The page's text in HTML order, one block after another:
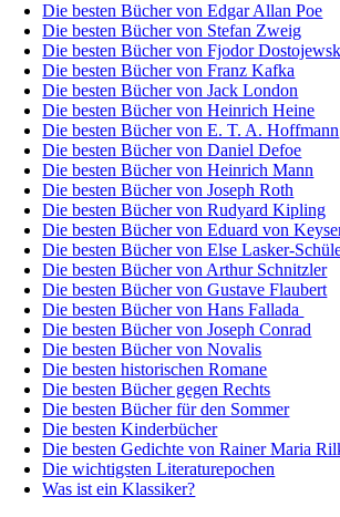
Die besten Bücher von Edgar Allan Poe
Die besten Bücher von Stefan Zweig
Die besten Bücher von Fjodor
Die besten Bücher von Franz Kafka
Die besten Bücher von Jack London
Die besten Bücher von Heinrich Heine
Die besten Bücher von E. T. A. Hoffmann
Die besten Bücher von Daniel Defoe
Die besten Bücher von Heinrich Mann
Die besten Bücher von Joseph Roth
Die besten Bücher von Rudyard Kipling
Die besten Bücher von Eduard von
Die besten Bücher von Else Lasker-
Die besten Bücher von Arthur Schnitzler
Die besten Bücher von Gustave Flaubert
Die besten Bücher von Hans Fallada
Die besten Bücher von Joseph Conrad
Die besten Bücher von Novalis
Die besten historischen Romane
Die besten Bücher gegen Rechts
Die besten Bücher für den Sommer
Die besten Kinderbücher
Die besten Gedichte von Rainer Maria
Die wichtigsten Literaturepochen
Was ist ein Klassiker?